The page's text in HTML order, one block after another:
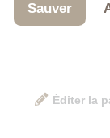
Sauver
Éditer la